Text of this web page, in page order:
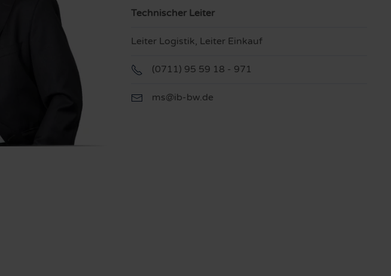
Technischer Leiter
Leiter Logistik, Leiter Einkauf
(0711) 95 59 18 - 971
ms@ib-bw.de